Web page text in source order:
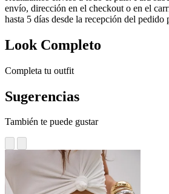
envío, dirección en el checkout o en el
hasta 5 días desde la recepción del pedido
Look Completo
Completa tu outfit
Sugerencias
También te puede gustar